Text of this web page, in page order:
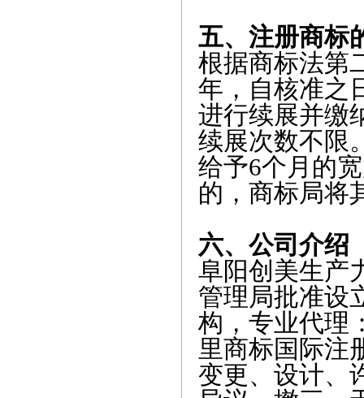
五、 注册商标
根据商标法第
年，自核准之
进行续展并缴
续展次数不限
给予6个月的
的，商标局将
六、公司介绍
阜阳创美生产
管理局批准设
构，专业代理
里商标国际注
变更、设计、